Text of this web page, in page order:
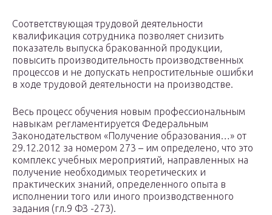
Соответствующая трудовой деятельности
квалификация сотрудника позволяет снизить
показатель выпуска бракованной продукции,
повысить производительность производственных
процессов и не допускать непростительные ошибки
в ходе трудовой деятельности на производстве.
Весь процесс обучения новым профессиональным
навыкам регламентируется Федеральным
Законодательством «Получение образования…» от
29.12.2012 за номером 273 – им определено, что это
комплекс учебных мероприятий, направленных на
получение необходимых теоретических и
практических знаний, определенного опыта в
исполнении того или иного производственного
задания (гл.9 ФЗ -273).